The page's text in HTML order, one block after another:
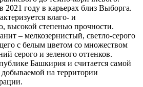
2021 году в карьерах близ Выборга.
влаго- и
высокой степенью прочности.
– мелкозернистый, светло-серого
с белым цветом со множеством
серого и зеленого оттенков.
Башкирия и считается самой
на территории